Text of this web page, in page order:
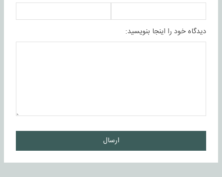
دیدگاه خود را اینجا بنویسید:
ارسال